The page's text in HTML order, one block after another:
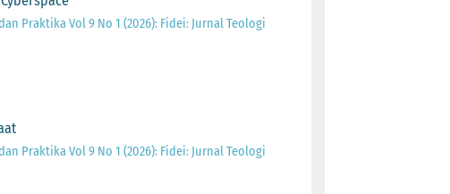
Praktika Vol 9 No 1 (2026): Fidei: Jurnal Teologi
Praktika Vol 9 No 1 (2026): Fidei: Jurnal Teologi